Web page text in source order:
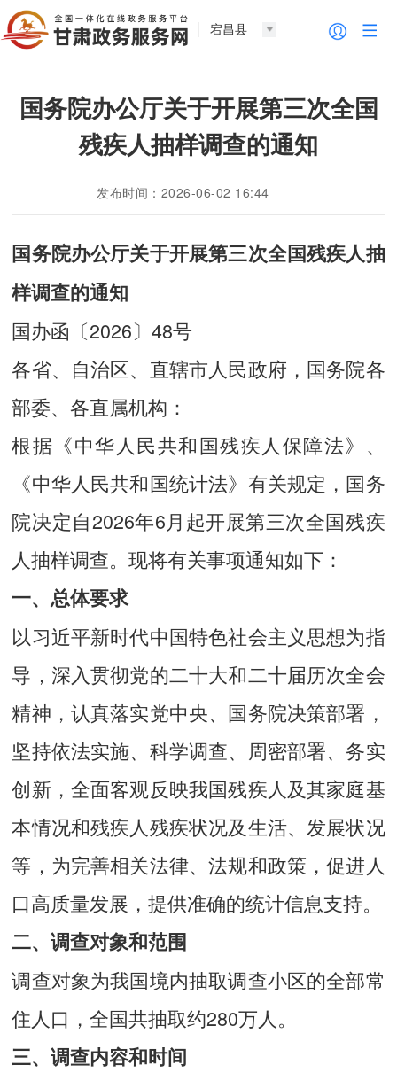
宕昌县
国务院办公厅关于开展第三次全国
残疾人抽样调查的通知
发布时间：2026-06-02 16:44
国务院办公厅关于开展第三次全国残疾人抽
样调查的通知
国办函〔2026〕48号
各省、自治区、直辖市人民政府，国务院各
部委、各直属机构：
根据《中华人民共和国残疾人保障法》、
《中华人民共和国统计法》有关规定，国务
院决定自2026年6月起开展第三次全国残疾
人抽样调查。现将有关事项通知如下：
一、总体要求
以习近平新时代中国特色社会主义思想为指
导，深入贯彻党的二十大和二十届历次全会
精神，认真落实党中央、国务院决策部署，
坚持依法实施、科学调查、周密部署、务实
创新，全面客观反映我国残疾人及其家庭基
本情况和残疾人残疾状况及生活、发展状况
等，为完善相关法律、法规和政策，促进人
口高质量发展，提供准确的统计信息支持。
二、调查对象和范围
调查对象为我国境内抽取调查小区的全部常
住人口，全国共抽取约280万人。
三、调查内容和时间